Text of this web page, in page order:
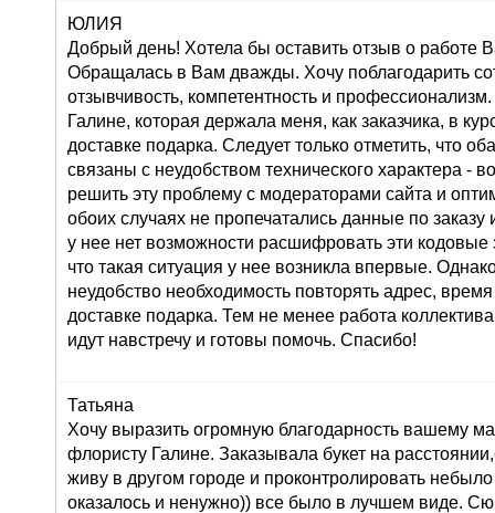
ЮЛИЯ
Добрый день! Хотела бы оставить отзыв о работе
Обращалась в Вам дважды. Хочу поблагодарить
отзывчивость, компетентность и
Галине, которая держала меня, как заказчика, в
доставке подарка. Следует только отметить, что
связаны с неудобством технического характера -
решить эту проблему с модераторами сайта и
обоих случаях не пропечатались данные по заказу
у нее нет возможности расшифровать эти кодовые
что такая ситуация у нее возникла впервые.
неудобство необходимость повторять адрес,
доставке подарка. Тем не менее работа
идут навстречу и готовы помочь. Спасибо!
Татьяна
Хочу выразить огромную благодарность вашему
флористу Галине. Заказывала букет на
живу в другом городе и проконтролировать
оказалось и ненужно)) все было в лучшем виде.